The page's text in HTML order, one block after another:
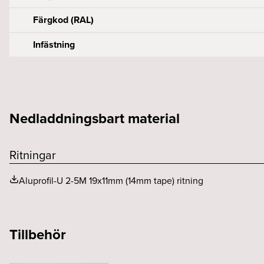
Färgkod (RAL)
Infästning
Nedladdningsbart material
Ritningar
Aluprofil-U 2-5M 19x11mm (14mm tape) ritning
Tillbehör